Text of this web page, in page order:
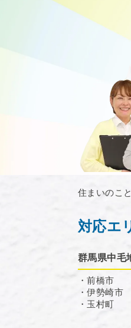
住まいのこ
対応エ
群馬県中毛
・前橋市
・伊勢崎市
・玉村町